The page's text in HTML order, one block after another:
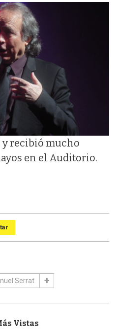
y recibió mucho
en el Auditorio.
Serrat
Vistas